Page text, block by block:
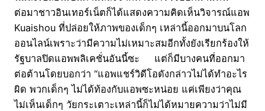
ต่อมาชาวอินเทอร์เน็ตก็ได้แสดงความคิดเห็นวิจารณ์แอพ
Kuaishou ที่ปล่อยให้ภาพของเด็กๆ เหล่านี้ออกมาบนโลก
ออนไลน์เพราะว่ามีความไม่เหมาะสมอีกทั้งยังเรียกร้องให้
รัฐบาลปิดแอพพลิเคชั่นอันนี้ซะ แต่ก็มีบางคนที่ออกมา
ต่อต้านโดยบอกว่า “แอพแชร์วิดีโอดังกล่าวไม่ได้ทำอะไร
ผิด พวกเด็กๆ ไม่ได้ท้องกับแอพซะหน่อย แค่เพียงว่าคุณ
ไม่เห็นเด็กๆ วัยกระเตาะเหล่านี้ก็ไม่ได้หมายความว่าไม่มี